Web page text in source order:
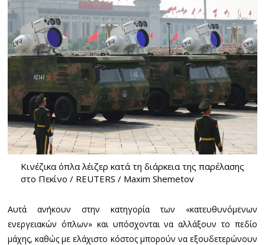
Κινέζικα όπλα λέιζερ κατά τη διάρκεια της παρέλασης
στο Πεκίνο / REUTERS / Maxim Shemetov
Αυτά ανήκουν στην κατηγορία των «κατευθυνόμενων
ενεργειακών όπλων» και υπόσχονται να αλλάξουν το πεδίο
μάχης, καθώς με ελάχιστο κόστος μπορούν να εξουδετερώνουν